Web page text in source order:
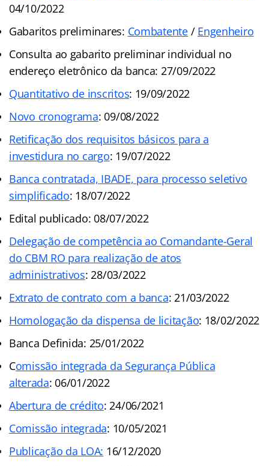
04/10/2022
Gabaritos preliminares: Combatente/ Engenheiro
Consulta ao gabarito preliminar individual no
endereço eletrônico da banca: 27/09/2022
Quantitativo de inscritos: 19/09/2022
Novo cronograma: 09/08/2022
Retificação dos requisitos básicos para a
investidura no cargo: 19/07/2022
Banca contratada, IBADE, para processo seletivo
simplificado: 18/07/2022
Edital publicado: 08/07/2022
Delegação de competência ao Comandante-Geral
do CBM RO para realização de atos
administrativos: 28/03/2022
Extrato de contrato com a banca: 21/03/2022
Homologação da dispensa de licitação: 18/02/2022
Banca Definida: 25/01/2022
Comissão integrada da Segurança Pública
alterada: 06/01/2022
Abertura de crédito: 24/06/2021
Comissão integrada: 10/05/2021
Publicação da LOA: 16/12/2020